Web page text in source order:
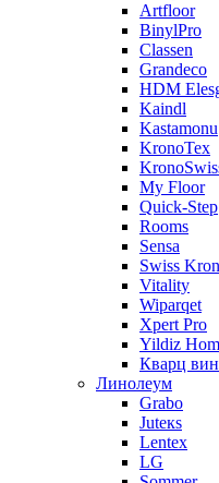
Artfloor
BinylPro
Classen
Grandeco
HDM
Kaindl
Kastamonu
KronoTex
My Floor
Quick-Step
Rooms
Sensa
Swiss
Vitality
Wiparqet
Xpert Pro
Yildiz
Кварц
Линолеум
Grabo
Juteкs
Lentex
LG